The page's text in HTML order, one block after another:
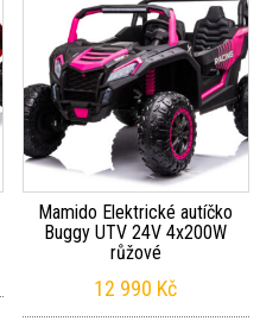
Mamido Elektrické autíčko
Buggy UTV 24V 4x200W
růžové
12 990 Kč